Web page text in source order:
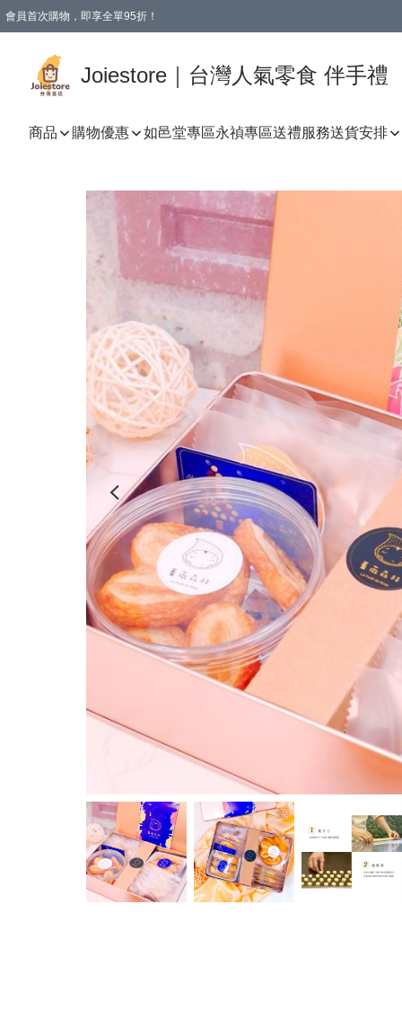
會員首次購物，即享全單95折！
Joiestore｜台灣人氣零食 伴手禮
商品 購物優惠 如邑堂專區永禎專區送禮服務送貨安排